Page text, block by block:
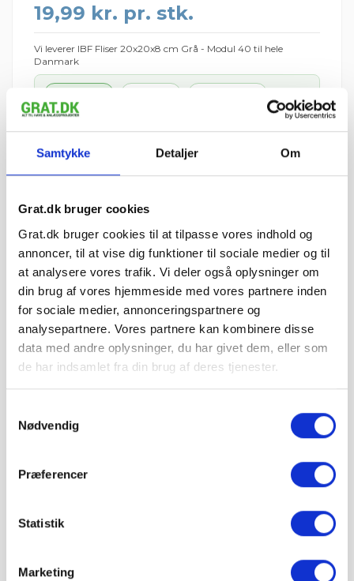
Samtykke Detaljer Om
Grat.dk bruger cookies
Grat.dk bruger cookies til at tilpasse vores indhold og
annoncer, til at vise dig funktioner til sociale medier og til
at analysere vores trafik. Vi deler også oplysninger om
din brug af vores hjemmeside med vores partnere inden
for sociale medier, annonceringspartnere og
analysepartnere. Vores partnere kan kombinere disse
data med andre oplysninger, du har givet dem, eller som
de har indsamlet fra din brug af deres tjenester.
Nødvendig
Præferencer
Statistik
Marketing
19,99 kr. pr. stk.
Vi leverer IBF Fliser 20x20x8 cm Grå - Modul 40 til hele
Danmark
216 stk.
1 palle = 216 stk.
kr. (125 kr. retur pr. palle)
4.317,30 kr.
📦 Forventet levering:
⏱ Bestil inden kl. 12 —4 t 0 min— så afsendes
din ordre i dag
Leveres til kantsten · Tilkøb aflæsning med
medbringertruck/kran i kurven
🚚 Se fragtpris til dit område:
= m²
pris 4.317,30 kr.
Inkl. moms
Antal pr. m²: